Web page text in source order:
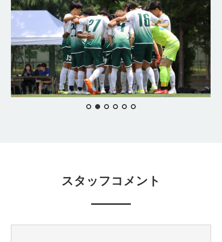
スタッフコメント